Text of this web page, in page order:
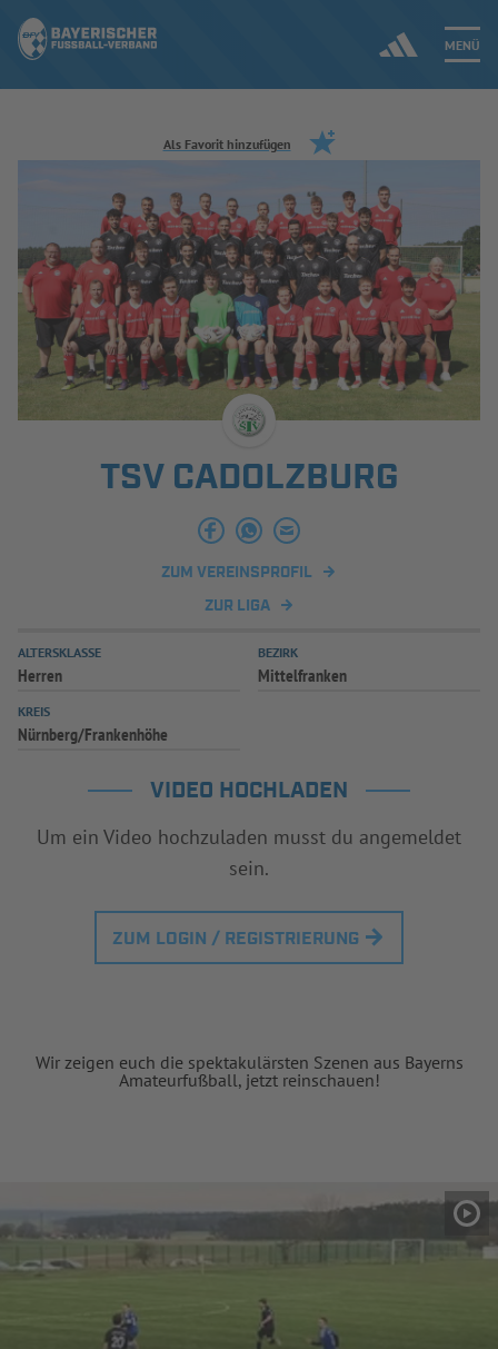
MENÜ
Jetzt einloggen
ERGEBNISSE & WETTBEWERBE
NEUIGKEITEN
SPIELBETRIEB & VERBANDSLEBEN
AUSBILDUNG & FÖRDERUNG
INFOTHEK SPIELPLUS
Als Favorit hinzufügen
TSV CADOLZBURG
ZUM VEREINSPROFIL
ZUR LIGA
ALTERSKLASSE
Herren
BEZIRK
Mittelfranken
KREIS
Nürnberg/Frankenhöhe
VIDEO HOCHLADEN
Um ein Video hochzuladen musst du angemeldet
sein.
ZUM LOGIN / REGISTRIERUNG
Wir zeigen euch die spektakulärsten Szenen aus Bayerns
Amateurfußball, jetzt reinschauen!